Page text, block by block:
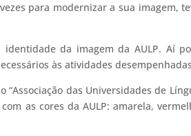
para modernizar a sua imagem,
da imagem da AULP. Aí
às atividades
“Associação das Universidades de
as cores da AULP: amarela,